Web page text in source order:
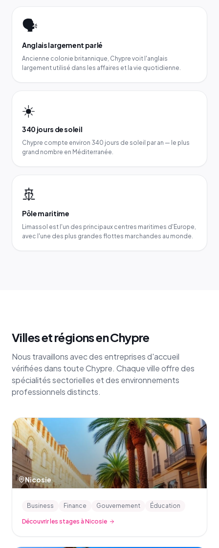
🗣️
Anglais largement parlé
Ancienne colonie britannique, Chypre voit l'anglais
largement utilisé dans les affaires et la vie quotidienne.
☀️
340 jours de soleil
Chypre compte environ 340 jours de soleil par an — le plus
grand nombre en Méditerranée.
🚢
Pôle maritime
Limassol est l'un des principaux centres maritimes d'Europe,
avec l'une des plus grandes flottes marchandes au monde.
Villes et régions en Chypre
Nous travaillons avec des entreprises d'accueil
vérifiées dans toute Chypre. Chaque ville offre des
spécialités sectorielles et des environnements
professionnels distincts.
Nicosie
Business Finance Gouvernement Éducation
Découvrir les stages à Nicosie